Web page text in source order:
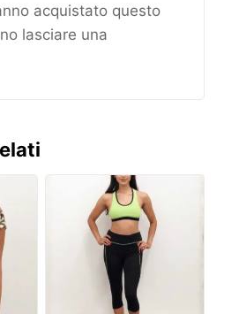
acquistato questo
lasciare una